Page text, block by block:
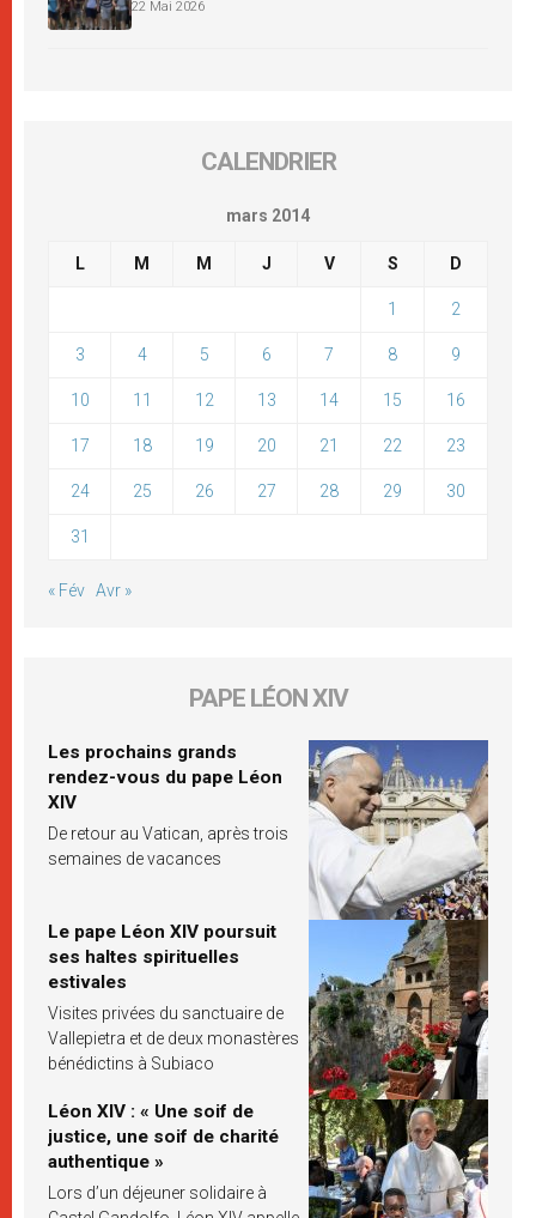
22 Mai 2026
CALENDRIER
mars 2014
L M M J V S D
1 2
3 4 5 6 7 8 9
10 11 12 13 14 15 16
17 18 19 20 21 22 23
24 25 26 27 28 29 30
31
« Fév Avr »
PAPE LÉON XIV
Les prochains grands
rendez-vous du pape Léon
XIV
De retour au Vatican, après trois
semaines de vacances
Le pape Léon XIV poursuit
ses haltes spirituelles
estivales
Visites privées du sanctuaire de
Vallepietra et de deux monastères
bénédictins à Subiaco
Léon XIV : « Une soif de
justice, une soif de charité
authentique »
Lors d’un déjeuner solidaire à